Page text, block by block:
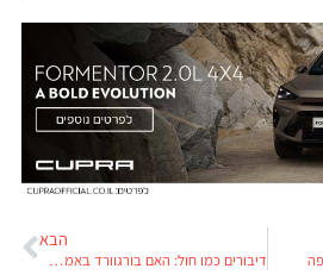
הבא
דיבורים כמו חול: האם בורגוורד באמת חוזרת?